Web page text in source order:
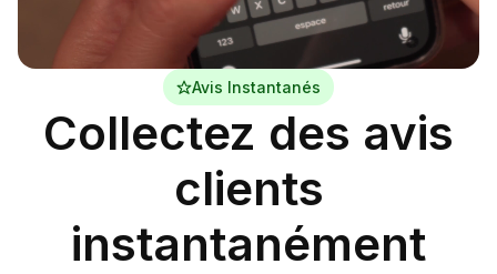
Avis Instantanés
Collectez des avis
clients
instantanément